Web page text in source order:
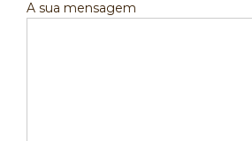
A sua mensagem